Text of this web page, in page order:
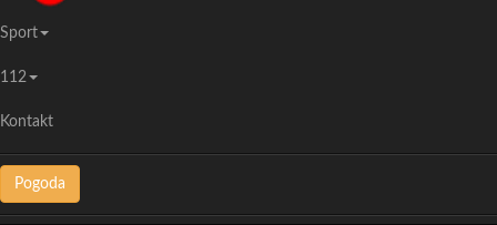
Sport
112
Kontakt
Pogoda